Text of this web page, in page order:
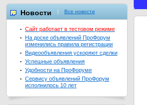
Новости Все новости
- Сайт работает в тестовом режиме
- На доске объявлений ПроФорум
изменились правила регистрации
- Видеообъявления ускоряют сделки
- Успешные объявления
- Удобности на ПроФоруме
- Сервису объявлений ПроФорум
исполнилось 10 лет